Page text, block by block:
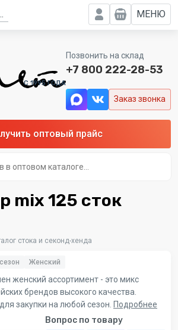
МЕНЮ
C 1995 ГОДА
Позвонить на склад
+7 800 222-28-53
Заказ звонка
оптовый прайс
mix 125 сток
стока и секонд-хенда
Женский
женский ассортимент - это микс
брендов высокого качества.
закупки на любой сезон. Подробнее
Вопрос по товару